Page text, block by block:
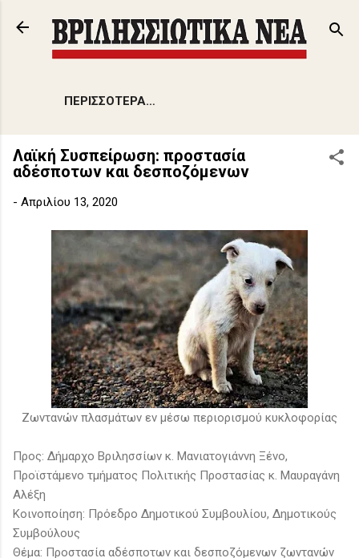
Μετάβαση στο κύριο περιεχόμενο
ΠΕΡΙΣΣΌΤΕΡΑ…
Λαϊκή Συσπείρωση: προστασία
αδέσποτων και δεσποζόμενων
- Απριλίου 13, 2020
Zωντανών πλασμάτων εν μέσω περιορισμού κυκλοφορίας
Προς: Δήμαρχο Βριλησσίων κ. Μανιατογιάννη Ξένο,
Προϊστάμενο τμήματος Πολιτικής Προστασίας κ. Μαυραγάνη
Αλέξη
Κοινοποίηση: Πρόεδρο Δημοτικού Συμβουλίου, Δημοτικούς
Συμβούλους
Θέμα: Προστασία αδέσποτων και δεσποζόμενων ζωντανών